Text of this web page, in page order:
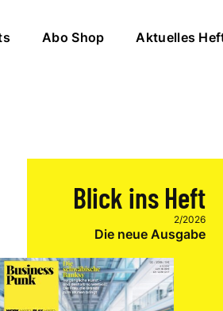
Abo Shop Aktuelles
Blick ins Heft
2/2026
Die neue Ausgabe